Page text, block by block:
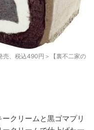
売、税込490円＞【裏不二家の
クリームと黒ゴマプリ